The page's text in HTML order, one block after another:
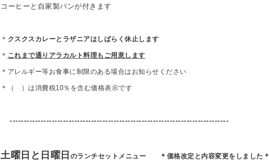
コーヒーと自家製パンが付きます
＊ クスクスカレーとラザニアはしばらく休止します
＊ これまで通りアラカルト料理もご用意します
＊アレルギー等お食事に制限のある場合はお知らせください
＊（ ）は消費税10％を含む価格表示です
------------------------------------------------------------------------------
土曜日と日曜日 のランチセットメニュー ＊価格改定と内容変更をしました＊